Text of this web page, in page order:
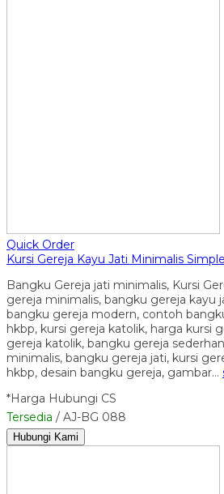
Quick Order
Kursi Gereja Kayu Jati Minimalis Simple
Bangku Gereja jati minimalis, Kursi
gereja minimalis, bangku gereja kayu
bangku gereja modern, contoh
hkbp, kursi gereja katolik, harga kursi
gereja katolik, bangku gereja
minimalis, bangku gereja jati, kursi
hkbp, desain bangku gereja, gambar…
*Harga Hubungi CS
Tersedia / AJ-BG 088
Hubungi Kami